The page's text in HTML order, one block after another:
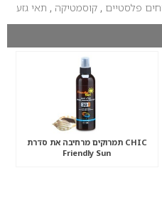
פלסטיים , קוסמטיקה , תאי גזע
CHIC תמרוקים מרחיבה את סדרת
Friendly Sun